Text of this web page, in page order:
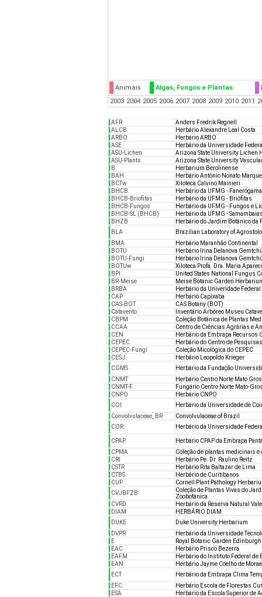
Animais Algas, Fungos e Plantas
2003 2004 2005 2006 2007 2008 2009 2010 2011
AFR
Anders Fredrik Regnell
ALCB
Herbário Alexandre Leal Costa
ARBO
Herbário ARBO
ASE
Herbário da Universidade
ASU-Lichen
Arizona State University Lichen
ASU-Plants
Arizona State University
B
Herbarium Berolinense
BAH
Herbário Antônio Nonato
BCTw
Xiloteca Calvino Mainieri
BHCB
Herbário da UFMG -
BHCB-Briofitas
Herbário da UFMG - Briófitas
BHCB-Fungos
Herbário da UFMG - Fungos e
BHCB-SL (BHCB)
Herbário da UFMG -
BHZB
Herbário do Jardim Botânico da
BLA
Brazilian Laboratory of
BMA
Herbário Maranhão Continental
BOTU
Herbário Irina Delanova
BOTU-Fungi
Herbário Irina Delanova
BOTUw
Xiloteca Profa. Dra. Maria
BPI
United States National Fungus
BR-Meise
Meise Botanic Garden
BRBA
Herbário da Univeridade
CAP
Herbário Capixaba
CAS-BOT
CAS Botany (BOT)
Catavento
Inventário Arbóreo Museu
CBPM
Coleção Botânica de Plantas
CCAA
Centro de Ciências Agrárias e
CEN
Herbário da Embrapa Recursos
CEPEC
Herbário do Centro de
CEPEC-Fungi
Coleção Micológica do CEPEC
CESJ
Herbário Leopoldo Krieger
CGMS
Herbário da Fundação
CNMT
Herbário Centro Norte Mato
CNMT-F
Fungário Centro Norte Mato-
CNPO
Herbário CNPO
COI
Herbário da Universidade de
Convolvulaceae_BR
Convolvulaceae of Brazil
COR
Herbário da Universidade
CPAP
Herbário CPAP da Embrapa
CPMA
Coleção de plantas medicinais e
CRI
Herbário Pe. Dr. Raulino Reitz
CSTR
Herbário Rita Baltazar de Lima
CTBS
Herbário de Curitibanos
CUP
Cornell Plant Pathology
CVJBFZB
Coleção de Plantas Vivas do
Zoobotânica
CVRD
Herbário da Reserva Natural Vale
DIAM
HERBÁRIO DIAM
DUKE
Duke University Herbarium
DVPR
Herbário da Universidade
E
Royal Botanic Garden
EAC
Herbário Prisco Bezerra
EAFM
Herbário do Instituto Federal de
EAN
Herbário Jayme Coelho de
ECT
Herbário da Embrapa Clima
EFC
Herbário Escola de Florestas
ESA
Herbário da Escola Superior de